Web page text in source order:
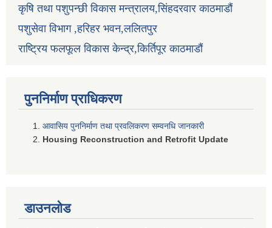
कृषि तथा पशुपन्छी विकास मन्त्रालय,सिंहदरवार काठमाडौं
पशुसेवा विभाग ,हरिहर भवन,ललितपुर
राष्ट्रिय फलफूल विकास केन्द्र,किर्तिपूर काठमाडौं
पुननिर्माण प्राधिकरण
आवासिय पुननिर्माण तथा प्रवलिकरण सम्वनधि जानकारी
Housing Reconstruction and Retrofit Update
डाउनलोड